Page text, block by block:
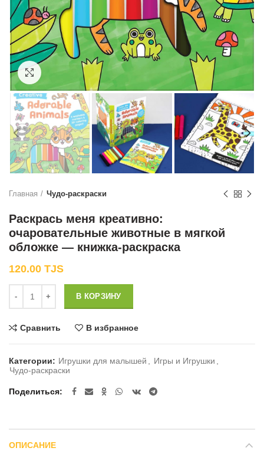
Нажмите, чтобы увеличить
Главная Чудо-раскраски
Раскрась меня креативно:
очаровательные животные в мягкой
обложке — книжка-раскраска
120.00 TJS
В КОРЗИНУ
Сравнить В избранное
Категории: Игрушки для малышей Игры и Игрушки
Чудо-раскраски
Поделиться
ОПИСАНИЕ